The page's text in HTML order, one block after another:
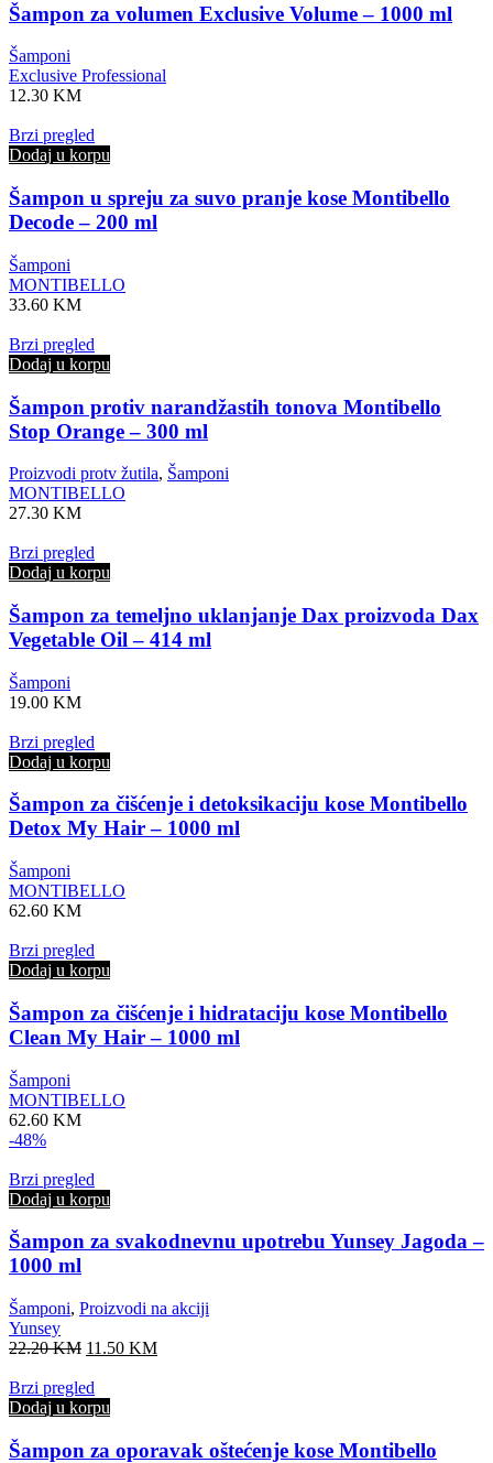
Šampon za volumen Exclusive Volume – 1000 ml
Šamponi
Exclusive Professional
12.30 KM
Brzi pregled
Dodaj u korpu
Šampon u spreju za suvo pranje kose Montibello
Decode – 200 ml
Šamponi
MONTIBELLO
33.60 KM
Brzi pregled
Dodaj u korpu
Šampon protiv narandžastih tonova Montibello
Stop Orange – 300 ml
Proizvodi protv žutila, Šamponi
MONTIBELLO
27.30 KM
Brzi pregled
Dodaj u korpu
Šampon za temeljno uklanjanje Dax proizvoda Dax
Vegetable Oil – 414 ml
Šamponi
19.00 KM
Brzi pregled
Dodaj u korpu
Šampon za čišćenje i detoksikaciju kose Montibello
Detox My Hair – 1000 ml
Šamponi
MONTIBELLO
62.60 KM
Brzi pregled
Dodaj u korpu
Šampon za čišćenje i hidrataciju kose Montibello
Clean My Hair – 1000 ml
Šamponi
MONTIBELLO
62.60 KM
-48%
Brzi pregled
Dodaj u korpu
Šampon za svakodnevnu upotrebu Yunsey Jagoda –
1000 ml
Šamponi, Proizvodi na akciji
Yunsey
22.20KM Original
was:
22.20 KM.
11.50 KMCurrent
Brzi pregled
Dodaj u korpu
Šampon za oporavak oštećenje kose Montibello